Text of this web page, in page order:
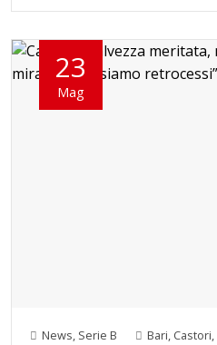
23
Mag
News, Serie B Bari, Castori,